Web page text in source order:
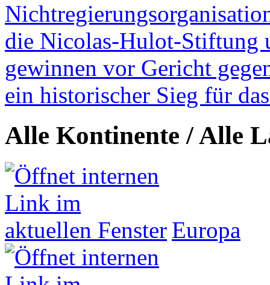
die Nicolas-Hulot-Stiftung
gewinnen vor Gericht
ein historischer Sieg für
Alle Kontinente / Alle
Europa